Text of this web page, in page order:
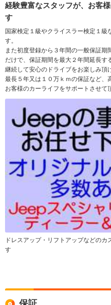
経験豊富なスタッフが、お客
す
国家検定１級やクライスラー検定１級
す。
また初度登録から３年間の一般保証期
だけで、保証期間を最大２年間延長す
継続して安心のドライブをお楽しみ頂
最長５年又は１０万ｋｍの保証など、
お客様のカーライフをサポートさせて
ドレスアップ・リフトアップなどのカ
す